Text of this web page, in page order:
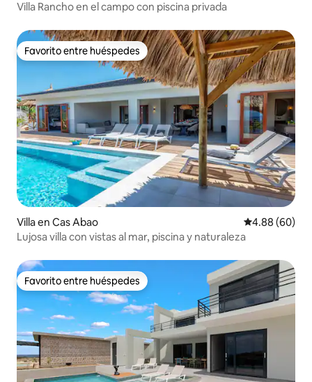
Villa Rancho en el campo con piscina privada
Favorito entre huéspedes
Favorito entre huéspedes
Villa en Cas Abao Calificación
4.88 (60)
Lujosa villa con vistas al mar, piscina y naturaleza
Favorito entre huéspedes
Favorito entre huéspedes